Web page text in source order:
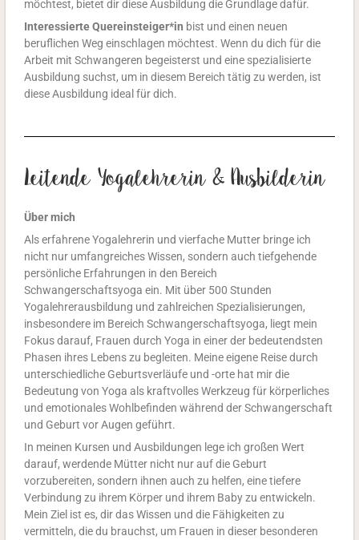
möchtest, bietet dir diese Ausbildung die Grundlage dafür.
Interessierte Quereinsteiger*in bist und einen neuen
beruflichen Weg einschlagen möchtest. Wenn du dich für die
Arbeit mit Schwangeren begeisterst und eine spezialisierte
Ausbildung suchst, um in diesem Bereich tätig zu werden, ist
diese Ausbildung ideal für dich.
Leitende Yogalehrerin & Ausbilderin
Über mich
Als erfahrene Yogalehrerin und vierfache Mutter bringe ich
nicht nur umfangreiches Wissen, sondern auch tiefgehende
persönliche Erfahrungen in den Bereich
Schwangerschaftsyoga ein. Mit über 500 Stunden
Yogalehrerausbildung und zahlreichen Spezialisierungen,
insbesondere im Bereich Schwangerschaftsyoga, liegt mein
Fokus darauf, Frauen durch Yoga in einer der bedeutendsten
Phasen ihres Lebens zu begleiten. Meine eigene Reise durch
unterschiedliche Geburtsverläufe und -orte hat mir die
Bedeutung von Yoga als kraftvolles Werkzeug für körperliches
und emotionales Wohlbefinden während der Schwangerschaft
und Geburt vor Augen geführt.
In meinen Kursen und Ausbildungen lege ich großen Wert
darauf, werdende Mütter nicht nur auf die Geburt
vorzubereiten, sondern ihnen auch zu helfen, eine tiefere
Verbindung zu ihrem Körper und ihrem Baby zu entwickeln.
Mein Ziel ist es, dir das Wissen und die Fähigkeiten zu
vermitteln, die du brauchst, um Frauen in dieser besonderen